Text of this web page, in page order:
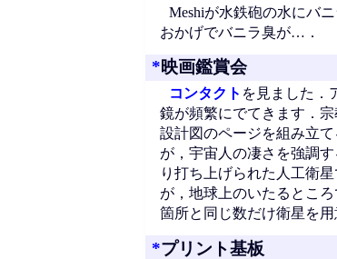
Meshiが水鉄砲の水にバ
おかげでバニラ臭が…．
*映画鑑賞会
コンタクト を見ました．
鏡が頻繁にでてきます．
設計図のページを組み立
が，宇宙人の凄さを強調
り打ち上げられた人工衛
が，地球上のいたるとこ
箇所と同じ数だけ衛星を
*プリント基板